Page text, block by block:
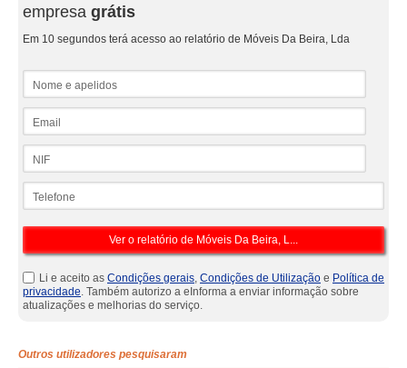
empresa grátis
Em 10 segundos terá acesso ao relatório de Móveis Da Beira, Lda
Li e aceito as Condições gerais, Condições de Utilização e Política de
privacidade. Também autorizo a eInforma a enviar informação sobre
atualizações e melhorias do serviço.
Outros utilizadores pesquisaram